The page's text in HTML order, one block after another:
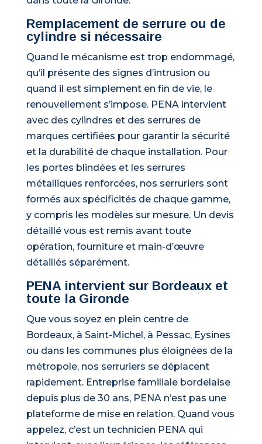
Remplacement de serrure ou de
cylindre si nécessaire
Quand le mécanisme est trop endommagé,
qu’il présente des signes d’intrusion ou
quand il est simplement en fin de vie, le
renouvellement s’impose. PENA intervient
avec des cylindres et des serrures de
marques certifiées pour garantir la sécurité
et la durabilité de chaque installation. Pour
les portes blindées et les serrures
métalliques renforcées, nos serruriers sont
formés aux spécificités de chaque gamme,
y compris les modèles sur mesure. Un devis
détaillé vous est remis avant toute
opération, fourniture et main-d’œuvre
détaillés séparément.
PENA intervient sur Bordeaux et
toute la Gironde
Que vous soyez en plein centre de
Bordeaux, à Saint-Michel, à Pessac, Eysines
ou dans les communes plus éloignées de la
métropole, nos serruriers se déplacent
rapidement. Entreprise familiale bordelaise
depuis plus de 30 ans, PENA n’est pas une
plateforme de mise en relation. Quand vous
appelez, c’est un technicien PENA qui